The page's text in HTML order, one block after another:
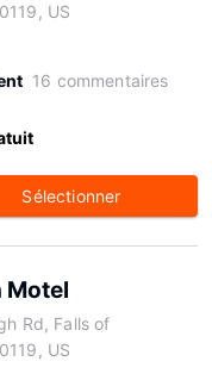
US
16 commentaires
Sélectionner
Motel
Rd, Falls of
US